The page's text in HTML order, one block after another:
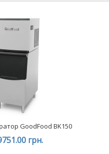
GoodFood BK150
грн.